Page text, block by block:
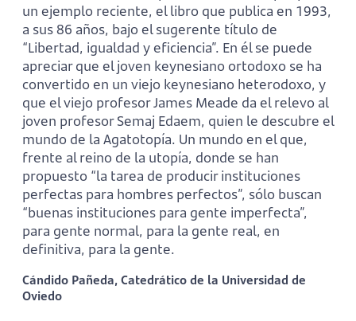
un ejemplo reciente, el libro que publica en 1993,
a sus 86 años, bajo el sugerente título de
“Libertad, igualdad y eficiencia”. En él se puede
apre­ciar que el joven key­nesiano ortodoxo se ha
converti­do en un viejo keyne­siano heterodoxo, y
que el viejo profesor James Meade da el relevo al
joven profesor Semaj Edaem, quien le descu­bre el
mundo de la Agatotopía. Un mundo en el que,
frente al reino de la utopía, donde se han
propuesto “la tarea de pro­ducir instituciones
perfectas para hombres perfectos”, sólo buscan
“buenas instituciones para gente imperfecta”,
para gente normal, para la gente real, en
definitiva, para la gente.
Cándido Pañeda, Catedrático de la Universidad de
Oviedo